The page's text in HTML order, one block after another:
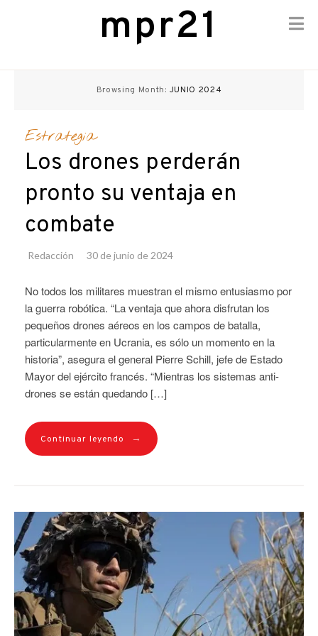
mpr21
Browsing Month: JUNIO 2024
Estrategia
Los drones perderán
pronto su ventaja en
combate
Redacción 30 de junio de 2024
No todos los militares muestran el mismo entusiasmo por
la guerra robótica. “La ventaja que ahora disfrutan los
pequeños drones aéreos en los campos de batalla,
particularmente en Ucrania, es sólo un momento en la
historia”, asegura el general Pierre Schill, jefe de Estado
Mayor del ejército francés. “Mientras los sistemas anti-
drones se están quedando […]
Continuar leyendo →